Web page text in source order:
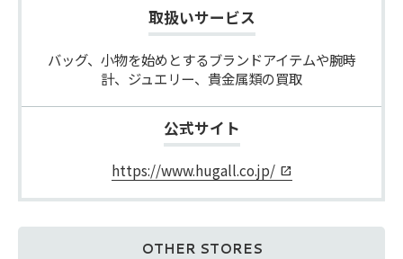
取扱いサービス
バッグ、小物を始めとするブランドアイテムや腕時
計、ジュエリー、貴金属類の買取
公式サイト
https://www.hugall.co.jp/
OTHER STORES